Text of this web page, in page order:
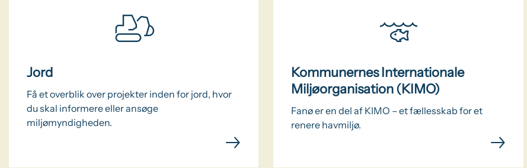
Jord
Få et overblik over projekter inden for jord, hvor
du skal informere eller ansøge
miljømyndigheden.
Kommunernes Internationale
Miljøorganisation (KIMO)
Fanø er en del af KIMO – et fællesskab for et
renere havmiljø.